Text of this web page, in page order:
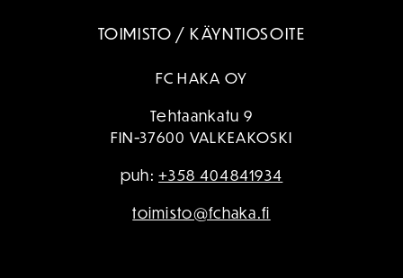
TOIMISTO / KÄYNTIOSOITE
FC HAKA OY
Tehtaankatu 9
FIN-37600 VALKEAKOSKI
puh:+358 404841934
toimisto@fchaka.fi